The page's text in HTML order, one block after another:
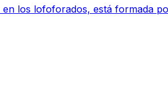
los lofoforados, está formada